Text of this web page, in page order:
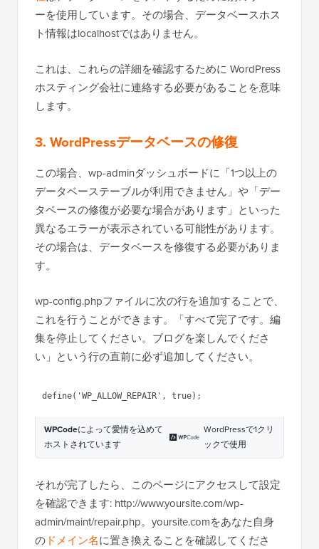
ーを使用しています。その場合、データベースホス
ト情報はlocalhostではありません。
これは、これらの詳細を確認するために WordPress
ホスティング会社に連絡する必要があることを意味
します。
3. WordPressデータベースの修復
この場合、wp-adminダッシュボードに「1つ以上の
データベーステーブルが利用できません」や「デー
タベースの修復が必要な場合があります」といった
異なるエラーが表示されている可能性があります。
その場合は、データベースを修復する必要がありま
す。
wp-config.phpファイルに次の行を追加することで、
これを行うことができます。「すべて完了です。編
集を停止してください。ブログを楽しんでくださ
い」という行の直前に必ず追加してください。
WPCodeによって愛情を込めて
ホストされています
WordPressで1クリ
ックで使用
それが完了したら、このページにアクセスして設定
を確認できます: http://www.yoursite.com/wp-
admin/maint/repair.php。yoursite.comをあなた自身
の ドメイン名に置き換えることを確認してくださ